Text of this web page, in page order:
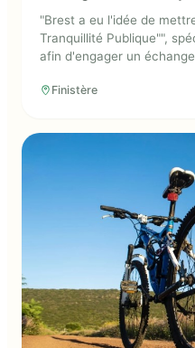
"Brest a eu l'idée de
Tranquillité Publique"",
afin d'engager un
nationale. La mairie se
Finistère